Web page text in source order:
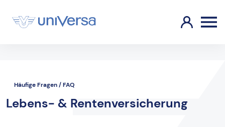
Häufige Fragen / FAQ
Lebens- & Rentenversicherung